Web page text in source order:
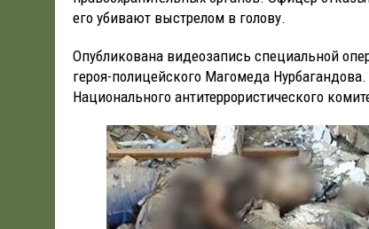
его убивают выстрелом в голову.
Опубликована видеозапись специальной
героя-полицейского Магомеда
Национального антитеррористического